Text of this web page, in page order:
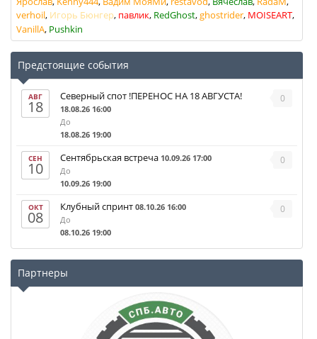
verhoil Игорь Бюнгер павлик RedGhost ghostrider MOISEART
VanillA Pushkin
Предстоящие события
АВГ
18 0
Северный спот !ПЕРЕНОС НА 18 АВГУСТА!
18.08.26 16:00
До
18.08.26 19:00
СЕН
10 0
Сентябрьская встреча 10.09.26 17:00
До
10.09.26 19:00
ОКТ
08 0
Клубный спринт 08.10.26 16:00
До
08.10.26 19:00
Партнеры